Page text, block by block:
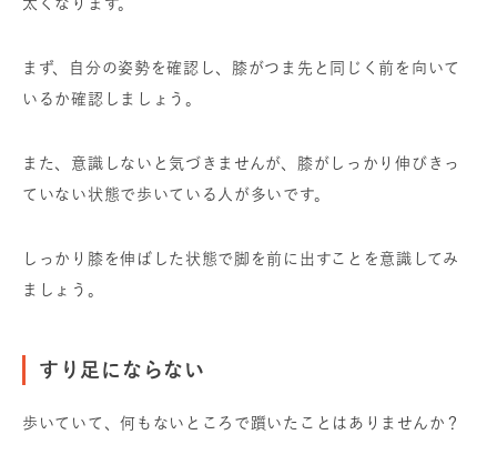
太くなります。
まず、自分の姿勢を確認し、膝がつま先と同じく前を向いて
いるか確認しましょう。
また、意識しないと気づきませんが、膝がしっかり伸びきっ
ていない状態で歩いている人が多いです。
しっかり膝を伸ばした状態で脚を前に出すことを意識してみ
ましょう。
すり足にならない
歩いていて、何もないところで躓いたことはありませんか？